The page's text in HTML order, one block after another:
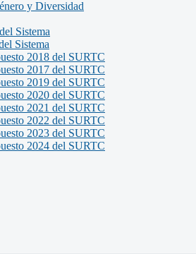
y Diversidad
Sistema
Sistema
2018 del SURTC
2017 del SURTC
2019 del SURTC
2020 del SURTC
2021 del SURTC
2022 del SURTC
2023 del SURTC
2024 del SURTC